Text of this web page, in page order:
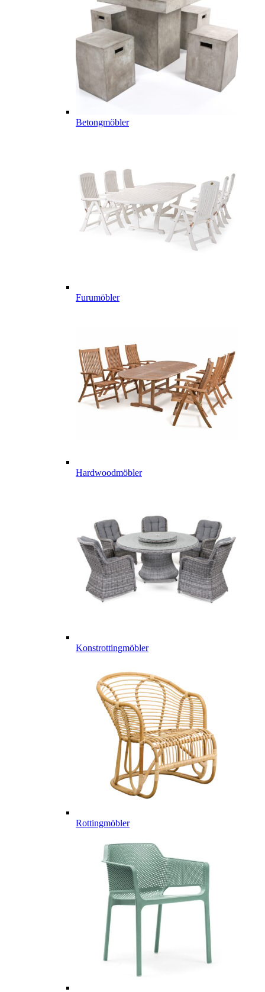
Betongmöbler
Furumöbler
Hardwoodmöbler
Konstrottingmöbler
Rottingmöbler